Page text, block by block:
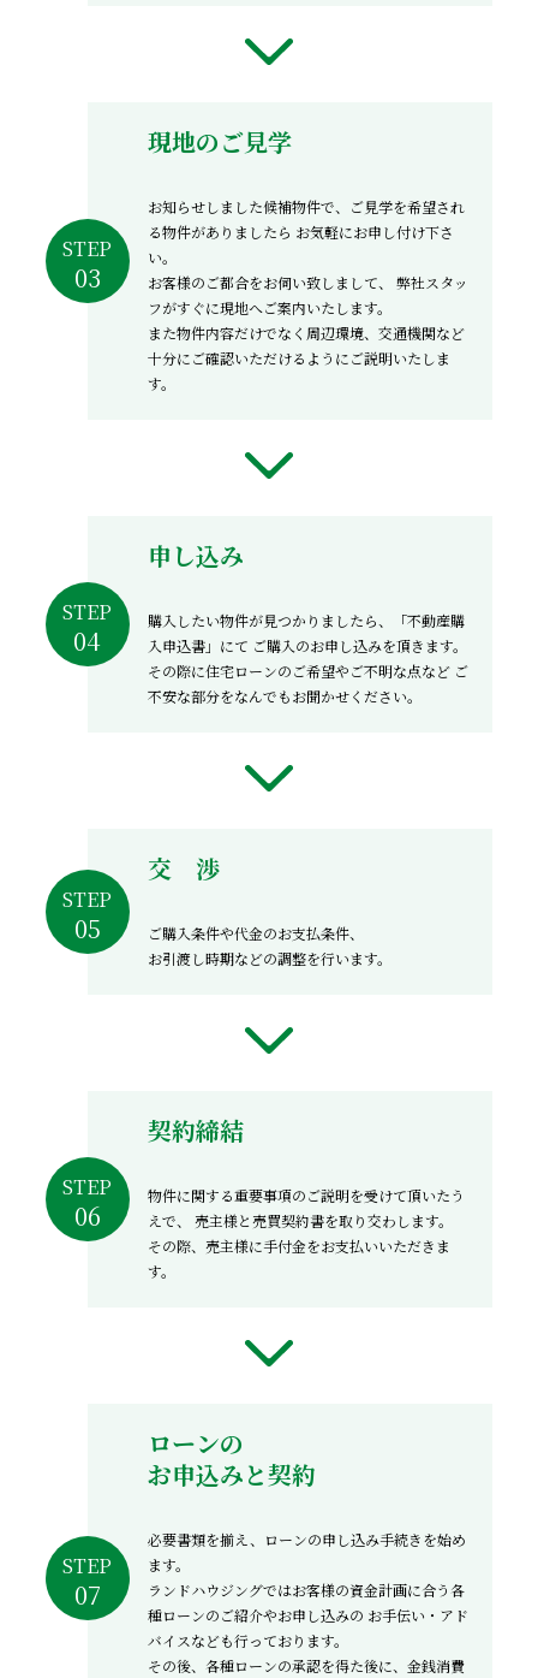
STEP
現地のご見学
お知らせしました候補物件で、ご見学を希望され
る物件がありましたら お気軽にお申し付け下さ
い。
お客様のご都合をお伺い致しまして、 弊社スタッ
フがすぐに現地へご案内いたします。
また物件内容だけでなく周辺環境、交通機関など
十分にご確認いただけるようにご説明いたしま
す。
STEP
申し込み
購入したい物件が見つかりましたら、「不動産購
入申込書」にて ご購入のお申し込みを頂きます。
その際に住宅ローンのご希望やご不明な点など ご
不安な部分をなんでもお聞かせください。
STEP
交 渉
ご購入条件や代金のお支払条件、
お引渡し時期などの調整を行います。
STEP
契約締結
物件に関する重要事項のご説明を受けて頂いたう
えで、 売主様と売買契約書を取り交わします。
その際、売主様に手付金をお支払いいただきま
す。
STEP
ローンの
お申込みと契約
必要書類を揃え、ローンの申し込み手続きを始め
ます。
ランドハウジングではお客様の資金計画に合う各
種ローンのご紹介やお申し込みの お手伝い・アド
バイスなども行っております。
その後、各種ローンの承認を得た後に、金銭消費